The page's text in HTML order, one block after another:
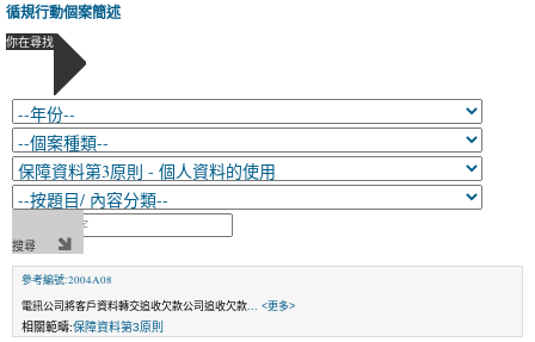
循規行動個案簡述
你在尋找
參考編號:2004A08
電訊公司將客戶資料轉交追收欠款公司追收欠款 ... <更多>
相關範疇:保障資料第3原則